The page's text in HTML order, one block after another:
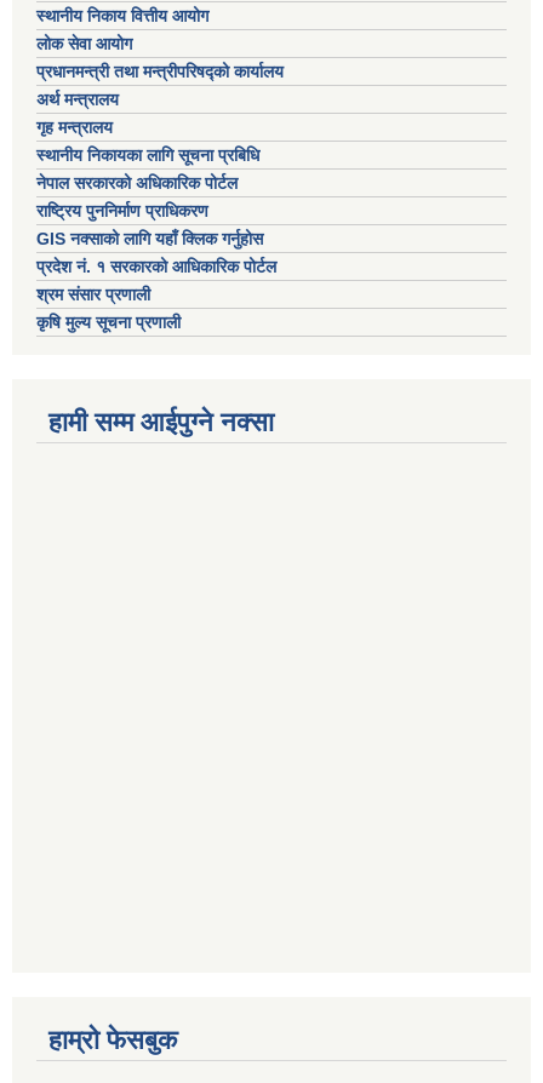
स्थानीय निकाय वित्तीय आयोग
लोक सेवा आयोग
प्रधानमन्त्री तथा मन्त्रीपरिषद्को कार्यालय
अर्थ मन्त्रालय
गृह मन्त्रालय
स्थानीय निकायका लागि सूचना प्रबिधि
नेपाल सरकारको अधिकारिक पोर्टल
राष्ट्रिय पुननिर्माण प्राधिकरण
GIS नक्साको लागि यहाँ क्लिक गर्नुहोस
प्रदेश नं. १ सरकारको आधिकारिक पोर्टल
श्रम संसार प्रणाली
कृषि मुल्य सूचना प्रणाली
हामी सम्म आईपुग्ने नक्सा
हाम्रो फेसबुक